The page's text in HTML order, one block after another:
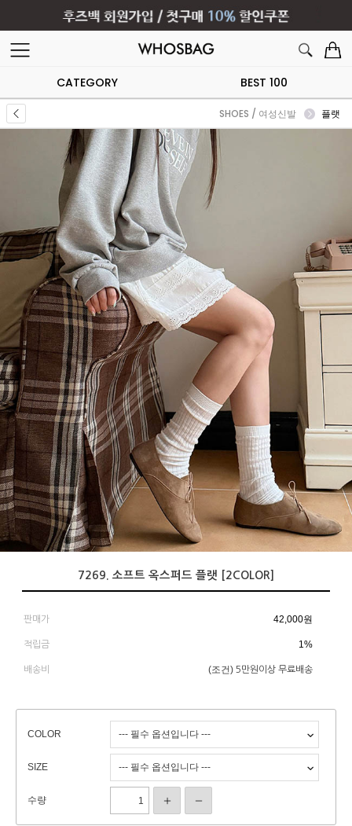
CATEGORY BEST 100
SHOES / 여성신발 플랫
7269. 소프트 옥스퍼드 플랫 [2COLOR]
판매가 42,000원
적립금 1%
배송비 (조건) 5만원이상 무료배송
COLOR
SIZE
수량